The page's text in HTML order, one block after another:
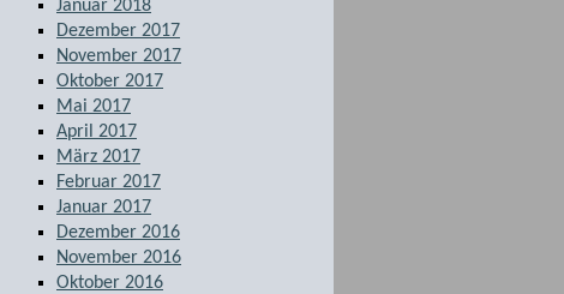
Januar 2018
Dezember 2017
November 2017
Oktober 2017
Mai 2017
April 2017
März 2017
Februar 2017
Januar 2017
Dezember 2016
November 2016
Oktober 2016